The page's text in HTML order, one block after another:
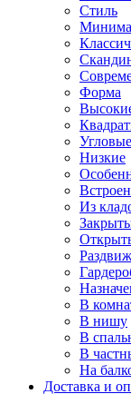
Стиль
Форма
Угловые
Низкие
Из
В
В нишу
В
В
На
Доставка и